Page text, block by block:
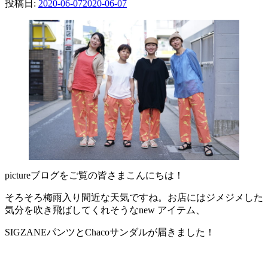
投稿日: 2020-06-072020-06-07
pictureブログをご覧の皆さまこんにちは！
そろそろ梅雨入り間近な天気ですね。お店にはジメジメした
気分を吹き飛ばしてくれそうなnew アイテム、
SIGZANEパンツとChacoサンダルが届きました！